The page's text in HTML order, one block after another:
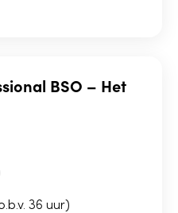
BSO – Het
36 uur)